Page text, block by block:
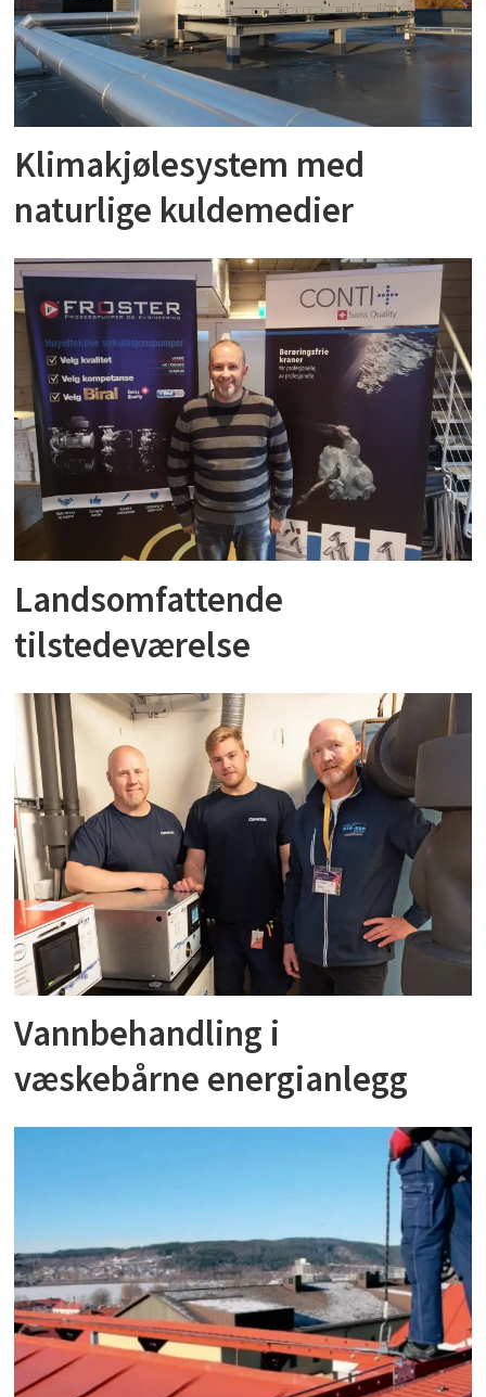
Klimakjølesystem med
naturlige kuldemedier
Landsomfattende
tilstedeværelse
Vannbehandling i
væskebårne energianlegg